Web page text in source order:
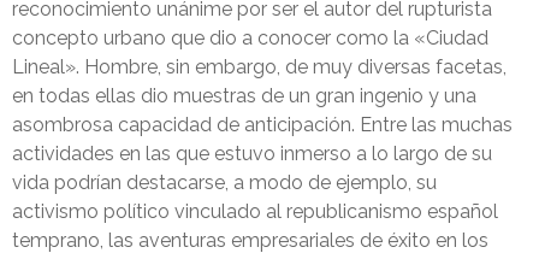
reconocimiento unánime por ser el autor del rupturista
concepto urbano que dio a conocer como la «Ciudad
Lineal». Hombre, sin embargo, de muy diversas facetas,
en todas ellas dio muestras de un gran ingenio y una
asombrosa capacidad de anticipación. Entre las muchas
actividades en las que estuvo inmerso a lo largo de su
vida podrían destacarse, a modo de ejemplo, su
activismo político vinculado al republicanismo español
temprano, las aventuras empresariales de éxito en los